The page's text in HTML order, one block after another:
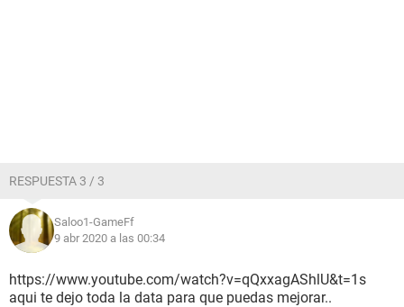
RESPUESTA 3 / 3
Saloo1-GameFf
9 abr 2020 a las 00:34
https://www.youtube.com/watch?v=qQxxagAShlU&t=1s
aqui te dejo toda la data para que puedas mejorar..